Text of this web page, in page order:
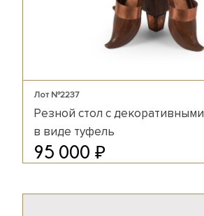
Лот №2237
Резной стол с
в виде туфель
95 000 ₽